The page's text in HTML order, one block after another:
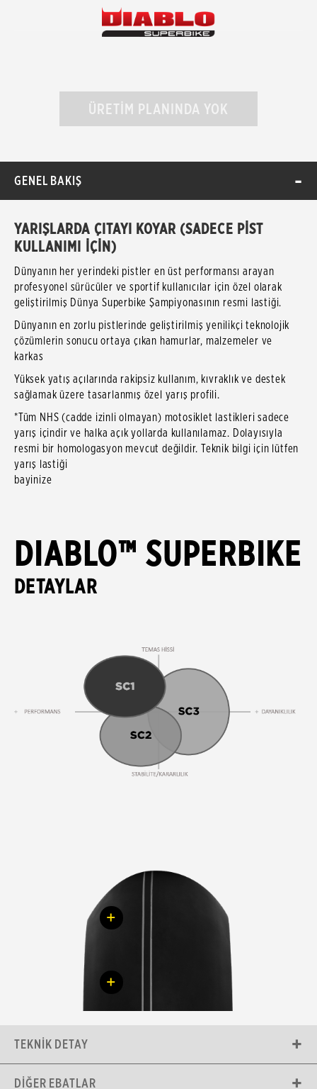
ÜRETİM PLANINDA YOK
GENEL BAKIŞ
YARIŞLARDA ÇITAYI KOYAR (SADECE PİST
KULLANIMI İÇİN)
Dünyanın her yerindeki pistler en üst performansı arayan
profesyonel sürücüler ve sportif kullanıcılar için özel olarak
geliştirilmiş Dünya Superbike Şampiyonasının resmi lastiği.
Dünyanın en zorlu pistlerinde geliştirilmiş yenilikçi teknolojik
çözümlerin sonucu ortaya çıkan hamurlar, malzemeler ve
karkas
Yüksek yatış açılarında rakipsiz kullanım, kıvraklık ve destek
sağlamak üzere tasarlanmış özel yarış profili.
*Tüm NHS (cadde izinli olmayan) motosiklet lastikleri sadece
yarış içindir ve halka açık yollarda kullanılamaz. Dolayısıyla
resmi bir homologasyon mevcut değildir. Teknik bilgi için lütfen
yarış lastiği
bayinize
DIABLO™ SUPERBIKE
DETAYLAR
+
+
TEKNIK DETAY
DIĞER EBATLAR